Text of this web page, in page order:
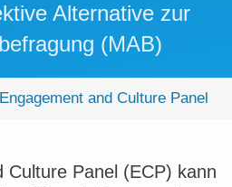
Alternative zur
(MAB)
Engagement and Culture Panel
Culture Panel (ECP) kann